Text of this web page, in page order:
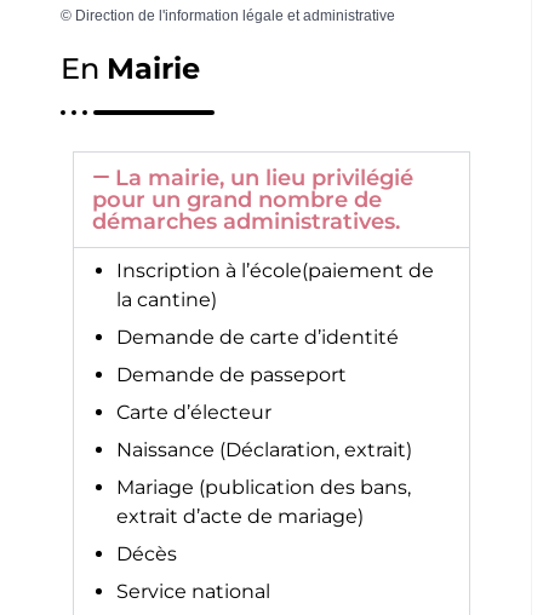
© Direction de l'information légale et administrative
En Mairie
La mairie, un lieu privilégié
pour un grand nombre de
démarches administratives.
Inscription à l’école(paiement de
la cantine)
Demande de carte d’identité
Demande de passeport
Carte d’électeur
Naissance (Déclaration, extrait)
Mariage (publication des bans,
extrait d’acte de mariage)
Décès
Service national